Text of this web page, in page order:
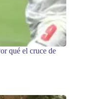
qué el cruce de